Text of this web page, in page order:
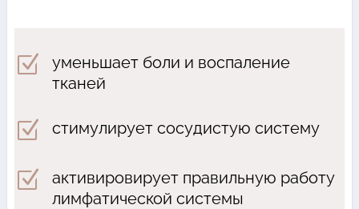
Z
уменьшает боли и воспаление
тканей
Z стимулирует сосудистую систему
Z
активировирует правильную работу
лимфатической системы